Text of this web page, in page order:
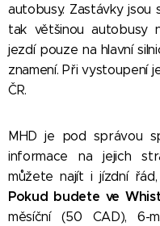
autobusy. Zastávky jsou
tak většinou autobusy
jezdí pouze na hlavní
znamení. Při vystoupení
ČR. 😊
MHD je pod správou
informace na jejich
můžete najít i jízdní
Pokud budete ve
měsíční (50 CAD), 6-